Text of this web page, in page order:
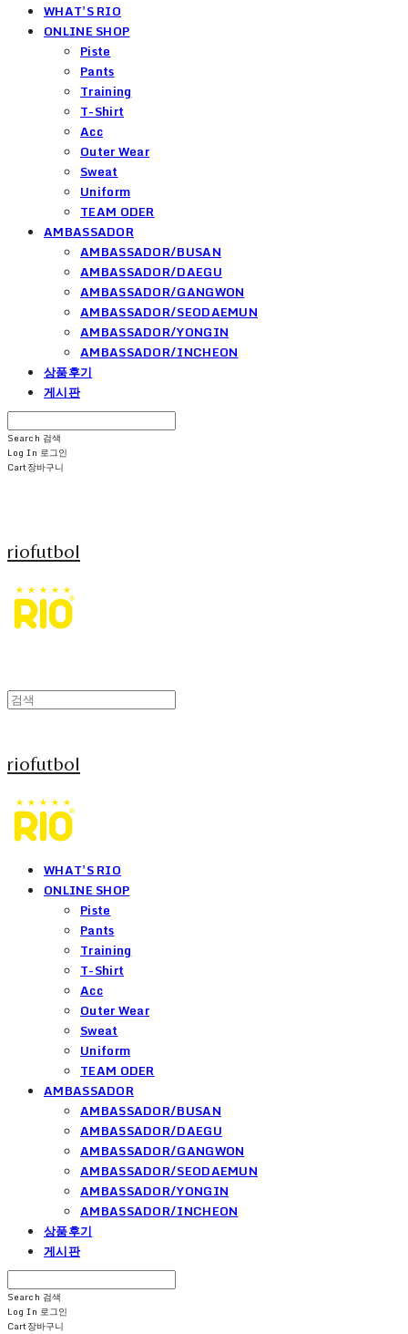
WHAT'S RIO
ONLINE SHOP
Piste
Pants
Training
T-Shirt
Acc
Outer Wear
Sweat
Uniform
TEAM ODER
AMBASSADOR
AMBASSADOR/BUSAN
AMBASSADOR/DAEGU
AMBASSADOR/GANGWON
AMBASSADOR/SEODAEMUN
AMBASSADOR/YONGIN
AMBASSADOR/INCHEON
상품후기
게시판
Search 검색
Log In 로그인
Cart장바구니
riofutbol
riofutbol
WHAT'S RIO
ONLINE SHOP
Piste
Pants
Training
T-Shirt
Acc
Outer Wear
Sweat
Uniform
TEAM ODER
AMBASSADOR
AMBASSADOR/BUSAN
AMBASSADOR/DAEGU
AMBASSADOR/GANGWON
AMBASSADOR/SEODAEMUN
AMBASSADOR/YONGIN
AMBASSADOR/INCHEON
상품후기
게시판
Search 검색
Log In 로그인
Cart장바구니